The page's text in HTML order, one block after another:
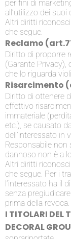
per fini di
all’utilizzo dei suoi
Altri diritti
che segue.
Reclamo
Diritto di proporre
(Garante Privacy),
che lo riguarda
Risarcimento
Diritto di ottenere
effettivo
immateriale
etc.), se causato
dell’interessato in
Responsabile non
dannoso non è a
Altri diritti
che segue. Per i
l’interessato ha il
senza
prima della revoca.
I TITOLARI DEL
DECORAL